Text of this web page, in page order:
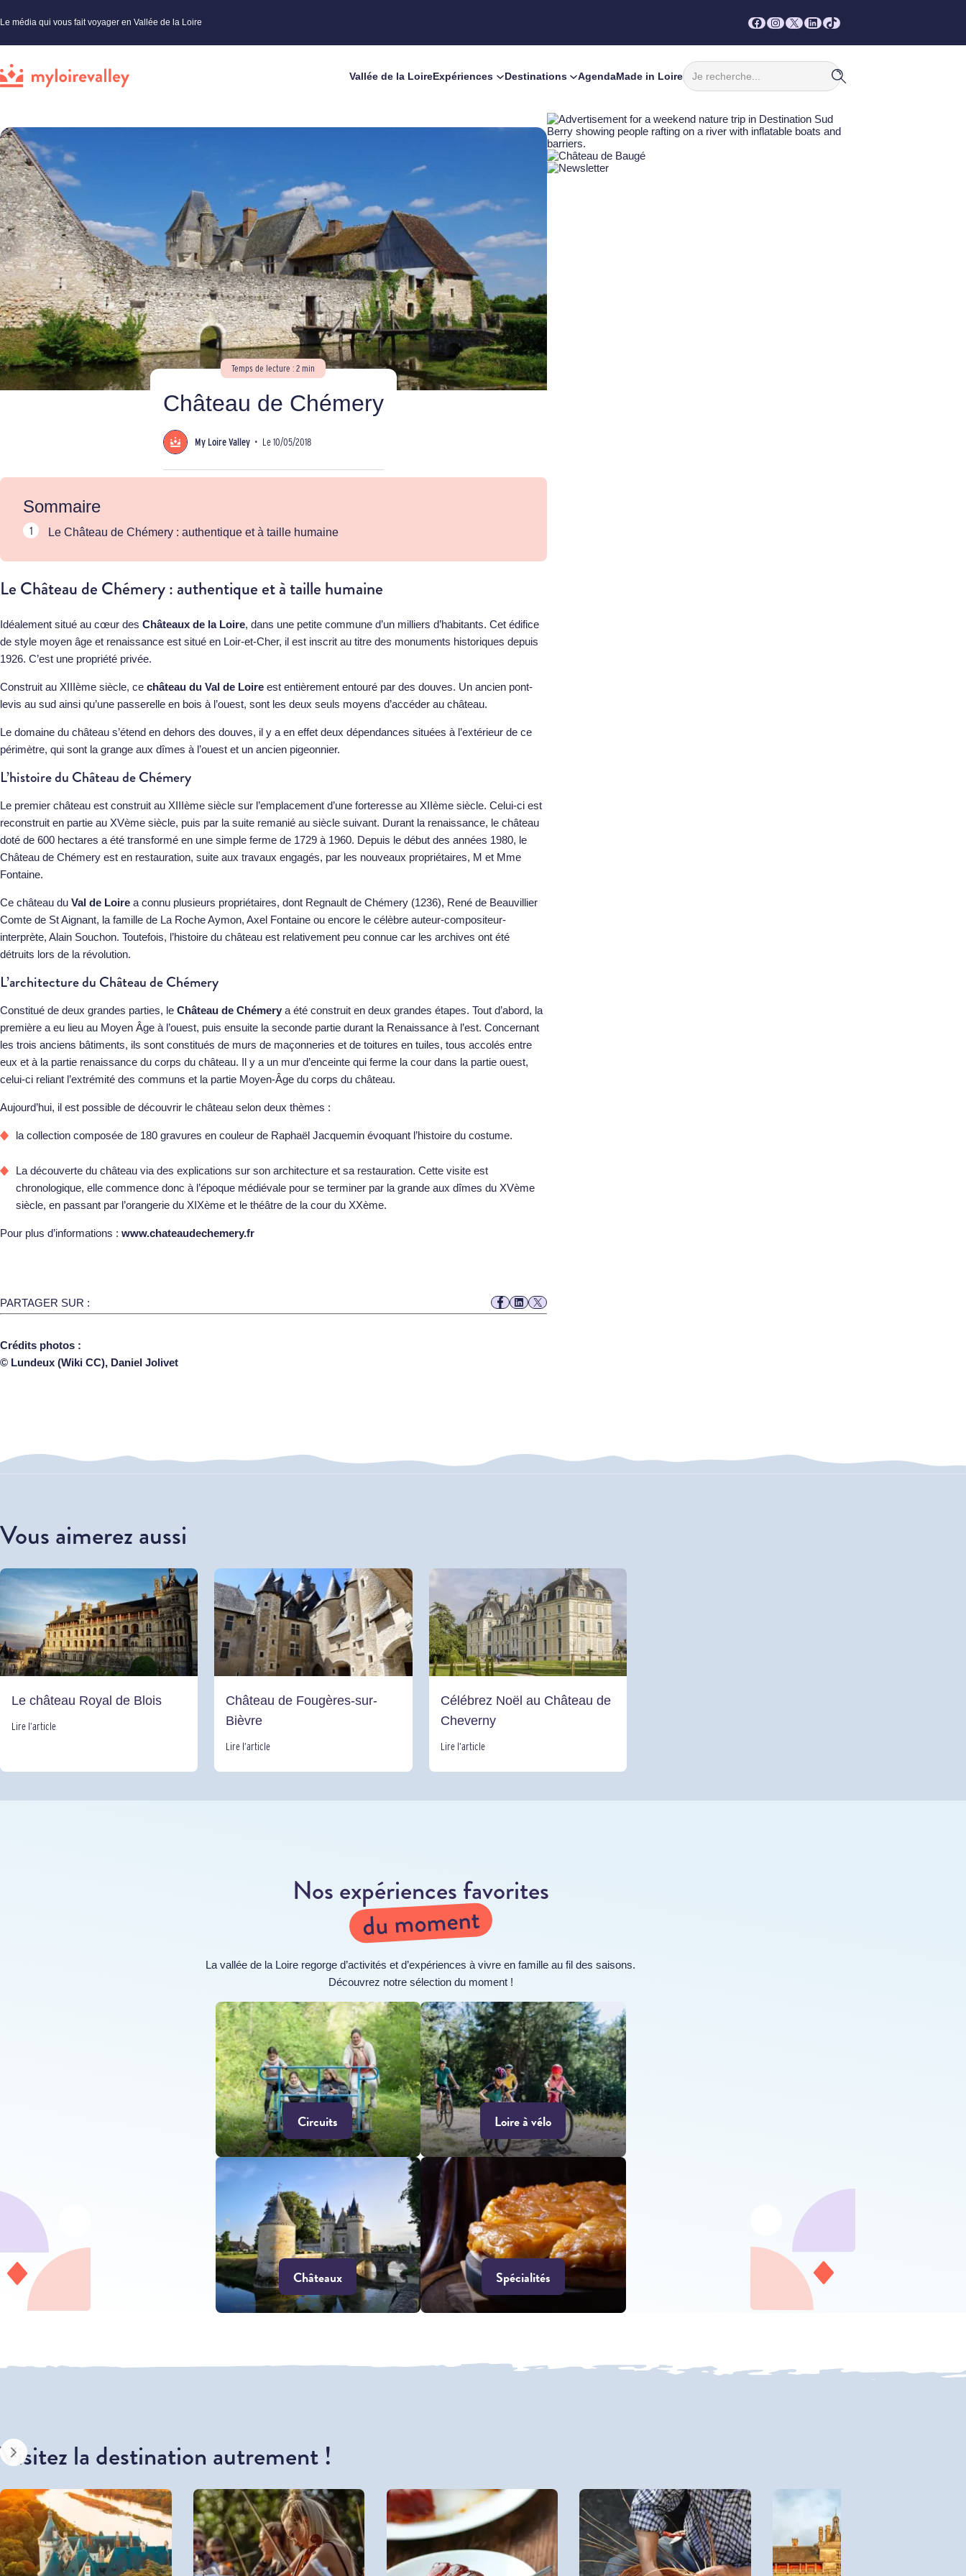
Le média qui vous fait voyager en Vallée de la Loire Facebook
Instagram
X LinkedIn
TikTok
Vallée de la LoireExpériences Destinations AgendaMade in Loire
Rechercher
Temps de lecture : 2 min
Château de Chémery
My Loire Valley • Le 10/05/2018
Sommaire
Le Château de Chémery : authentique et à taille humaine
Le Château de Chémery : authentique et à taille humaine
Idéalement situé au cœur des Châteaux de la Loire, dans une petite commune d’un milliers d’habitants. Cet édifice
de style moyen âge et renaissance est situé en Loir-et-Cher, il est inscrit au titre des monuments historiques depuis
1926. C’est une propriété privée.
Construit au XIIIème siècle, ce château du Val de Loire est entièrement entouré par des douves. Un ancien pont-
levis au sud ainsi qu’une passerelle en bois à l’ouest, sont les deux seuls moyens d’accéder au château.
Le domaine du château s’étend en dehors des douves, il y a en effet deux dépendances situées à l’extérieur de ce
périmètre, qui sont la grange aux dîmes à l’ouest et un ancien pigeonnier.
L’histoire du Château de Chémery
Le premier château est construit au XIIIème siècle sur l’emplacement d’une forteresse au XIIème siècle. Celui-ci est
reconstruit en partie au XVème siècle, puis par la suite remanié au siècle suivant. Durant la renaissance, le château
doté de 600 hectares a été transformé en une simple ferme de 1729 à 1960. Depuis le début des années 1980, le
Château de Chémery est en restauration, suite aux travaux engagés, par les nouveaux propriétaires, M et Mme
Fontaine.
Ce château du Val de Loire a connu plusieurs propriétaires, dont Regnault de Chémery (1236), René de Beauvillier
Comte de St Aignant, la famille de La Roche Aymon, Axel Fontaine ou encore le célèbre auteur-compositeur-
interprète, Alain Souchon. Toutefois, l’histoire du château est relativement peu connue car les archives ont été
détruits lors de la révolution.
L’architecture du Château de Chémery
Constitué de deux grandes parties, le Château de Chémery a été construit en deux grandes étapes. Tout d’abord, la
première a eu lieu au Moyen Âge à l’ouest, puis ensuite la seconde partie durant la Renaissance à l’est. Concernant
les trois anciens bâtiments, ils sont constitués de murs de maçonneries et de toitures en tuiles, tous accolés entre
eux et à la partie renaissance du corps du château. Il y a un mur d’enceinte qui ferme la cour dans la partie ouest,
celui-ci reliant l’extrémité des communs et la partie Moyen-Âge du corps du château.
Aujourd’hui, il est possible de découvrir le château selon deux thèmes :
la collection composée de 180 gravures en couleur de Raphaël Jacquemin évoquant l’histoire du costume.
La découverte du château via des explications sur son architecture et sa restauration. Cette visite est
chronologique, elle commence donc à l’époque médiévale pour se terminer par la grande aux dîmes du XVème
siècle, en passant par l’orangerie du XIXème et le théâtre de la cour du XXème.
Pour plus d’informations : www.chateaudechemery.fr
PARTAGER SUR :
Crédits photos :
© Lundeux (Wiki CC), Daniel Jolivet
Vous aimerez aussi
Le château Royal de Blois
Lire l’article
Château de Fougères-sur-
Bièvre
Lire l’article
Célébrez Noël au Château de
Cheverny
Lire l’article
Nos expériences favorites
du moment
La vallée de la Loire regorge d’activités et d’expériences à vivre en famille au fil des saisons.
Découvrez notre sélection du moment !
Circuits Loire à vélo
Châteaux Spécialités
Visitez la destination autrement !